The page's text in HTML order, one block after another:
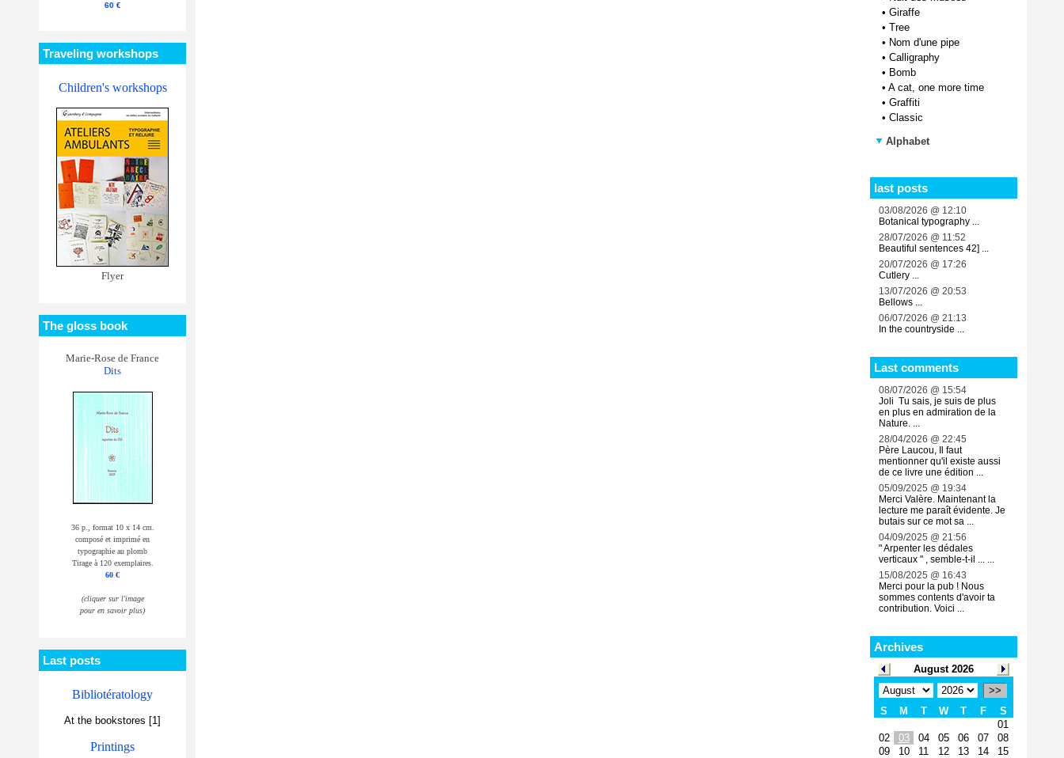
60 €
Traveling workshops
Children's workshops
Flyer
The gloss book
Marie-Rose de France
Dits
36 p., format 10 x 14 cm.
composé et imprimé en
typographie au plomb
Tirage à 120 exemplaires.
60 €
(cliquer sur l'image
pour en savoir plus)
Last posts
Bibliotératology
At the bookstores [1]
Printings
• Giraffe
• Tree
• Nom d'une pipe
• Calligraphy
• Bomb
• A cat, one more time
• Graffiti
• Classic
Alphabet
last posts
03/08/2026 @ 12:10
Botanical typography ...
28/07/2026 @ 11:52
Beautiful sentences 42] ...
20/07/2026 @ 17:26
Cutlery ...
13/07/2026 @ 20:53
Bellows ...
06/07/2026 @ 21:13
In the countryside ...
Last comments
08/07/2026 @ 15:54
Joli Tu sais, je suis de plus
en plus en admiration de la
Nature. ...
28/04/2026 @ 22:45
Père Laucou, Il faut
mentionner qu'il existe aussi
de ce livre une édition ...
05/09/2025 @ 19:34
Merci Valère. Maintenant la
lecture me paraît évidente. Je
butais sur ce mot sa ...
04/09/2025 @ 21:56
" Arpenter les dédales
verticaux " , semble-t-il ... ...
15/08/2025 @ 16:43
Merci pour la pub ! Nous
sommes contents d'avoir ta
contribution. Voici ...
Archives
August 2026
>>
S
M T W T F
S
01
02
03 04 05 06 07
08
09
10 11 12 13 14
15